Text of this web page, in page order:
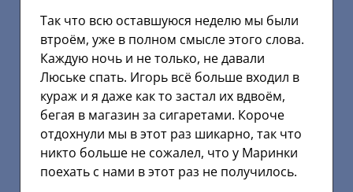
Так что всю оставшуюся неделю мы были
втроём, уже в полном смысле этого слова.
Каждую ночь и не только, не давали
Люське спать. Игорь всё больше входил в
кураж и я даже как то застал их вдвоём,
бегая в магазин за сигаретами. Короче
отдохнули мы в этот раз шикарно, так что
никто больше не сожалел, что у Маринки
поехать с нами в этот раз не получилось.